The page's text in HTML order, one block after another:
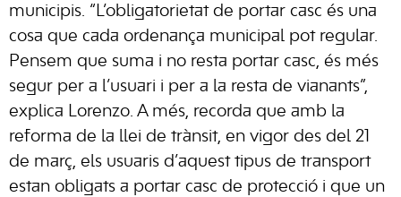
municipis. “L’obligatorietat de portar casc és una
cosa que cada ordenança municipal pot regular.
Pensem que suma i no resta portar casc, és més
segur per a l’usuari i per a la resta de vianants”,
explica Lorenzo. A més, recorda que amb la
reforma de la llei de trànsit, en vigor des del 21
de març, els usuaris d’aquest tipus de transport
estan obligats a portar casc de protecció i que un